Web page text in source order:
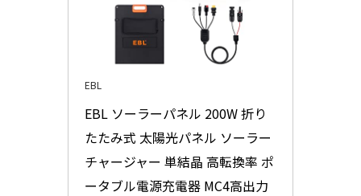
EBL
EBL ソーラーパネル 200W 折り
たたみ式 太陽光パネル ソーラー
チャージャー 単結晶 高転換率 ポ
ータブル電源充電器 MC4高出力